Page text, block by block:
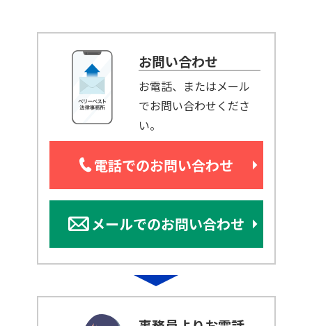
お問い合わせ
お電話、またはメール
でお問い合わせくださ
い。
電話でのお問い合わせ
メールでのお問い合わせ